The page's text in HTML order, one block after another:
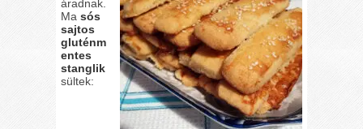
áradnak.
Masós
sajtos
gluténm
entes
stanglik
sültek: